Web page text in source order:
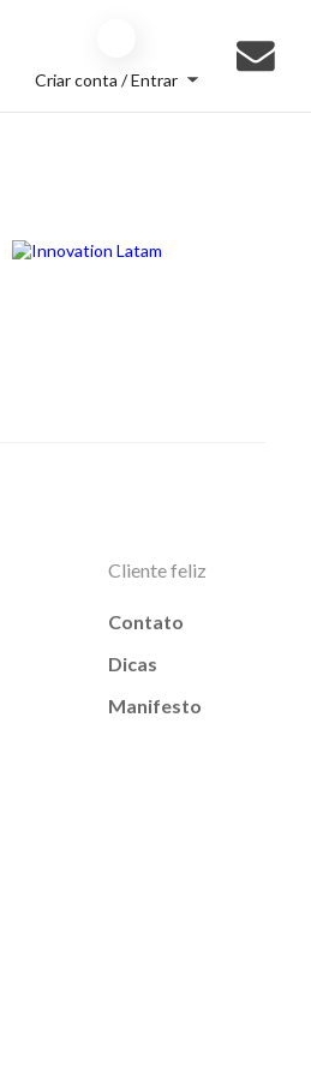
Criar conta / Entrar
Cliente feliz
Contato
Dicas
Manifesto